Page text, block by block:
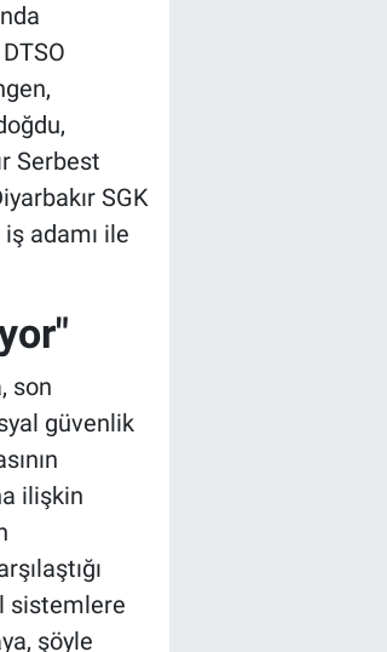
Serbest
SGK
adamı ile
son
güvenlik
ilişkin
sistemlere
şöyle